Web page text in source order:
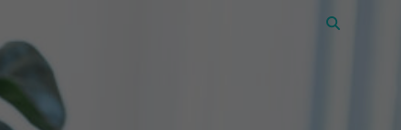
Over Amon